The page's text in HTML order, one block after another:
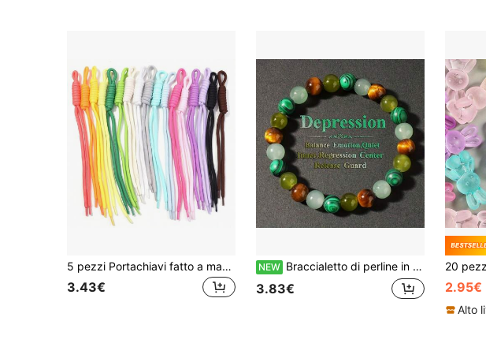
5 pezzi Portachiavi fatto a mano in corda di nylon colorata annodata, ciondolo per telefono, pendente per borsa - Braccialetto portachiavi alla moda, adatto sia per uomo che per donna: corda intrecciata con moschettone, ottimo per chiavi, ciondoli per borse, portachiavi, decorazione di portafogli e accessori per auto
3.43€
NEW Braccialetto di perline in occhio di tigre marrone naturale, focalizzato sulla protezione personale e la regolazione emotiva, braccialetto elastico elegante e vintage per uomini e donne, regalo perfetto per l'uso quotidiano in tutte le stagioni
3.83€ 2.95€